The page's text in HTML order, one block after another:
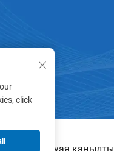
click